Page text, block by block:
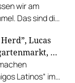
wir am
Das sind die
Lucas
…
Latinos“ im